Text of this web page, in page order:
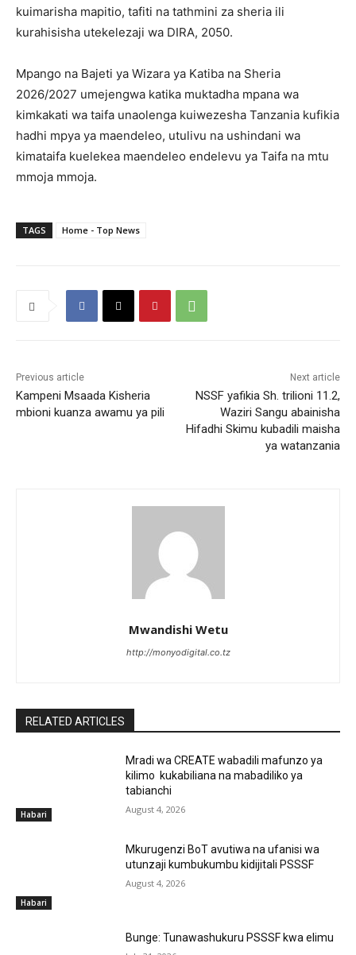
kuimarisha mapitio, tafiti na tathmini za sheria ili
kurahisisha utekelezaji wa DIRA, 2050.
Mpango na Bajeti ya Wizara ya Katiba na Sheria
2026/2027 umejengwa katika muktadha mpana wa
kimkakati wa taifa unaolenga kuiwezesha Tanzania kufikia
hadhi mpya ya maendeleo, utulivu na ushindani wa
kimataifa kuelekea maendeleo endelevu ya Taifa na mtu
mmoja mmoja.
TAGS Home - Top News
Previous article
Kampeni Msaada Kisheria
mbioni kuanza awamu ya pili
Next article
NSSF yafikia Sh. trilioni 11.2,
Waziri Sangu abainisha
Hifadhi Skimu kubadili maisha
ya watanzania
Mwandishi Wetu
http://monyodigital.co.tz
RELATED ARTICLES
Habari
Mradi wa CREATE wabadili mafunzo ya
kilimo kukabiliana na mabadiliko ya
tabianchi
August 4, 2026
Habari
Mkurugenzi BoT avutiwa na ufanisi wa
utunzaji kumbukumbu kidijitali PSSSF
August 4, 2026
Bunge: Tunawashukuru PSSSF kwa elimu